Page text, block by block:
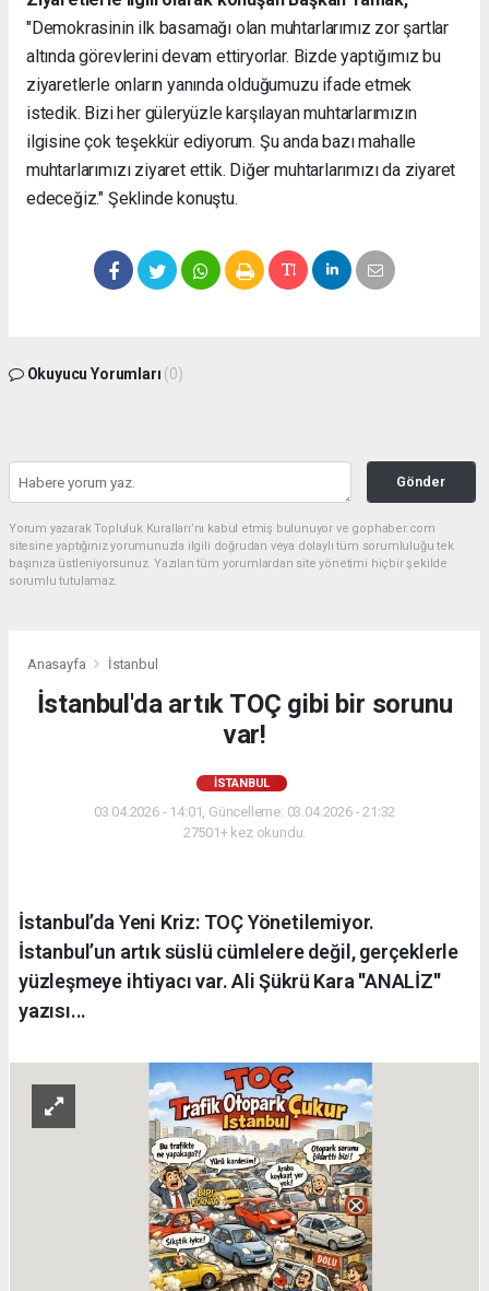
"Demokrasinin ilk basamağı olan muhtarlarımız zor şartlar
altında görevlerini devam ettiryorlar. Bizde yaptığımız bu
ziyaretlerle onların yanında olduğumuzu ifade etmek
istedik. Bizi her güleryüzle karşılayan muhtarlarımızın
ilgisine çok teşekkür ediyorum. Şu anda bazı mahalle
muhtarlarımızı ziyaret ettik. Diğer muhtarlarımızı da ziyaret
edeceğiz." Şeklinde konuştu.
Okuyucu Yorumları (0)
Gönder
Yorum yazarak Topluluk Kuralları’nı kabul etmiş bulunuyor ve gophaber.com
sitesine yaptığınız yorumunuzla ilgili doğrudan veya dolaylı tüm sorumluluğu tek
başınıza üstleniyorsunuz. Yazılan tüm yorumlardan site yönetimi hiçbir şekilde
sorumlu tutulamaz.
Anasayfa İstanbul
İstanbul'da artık TOÇ gibi bir sorunu
var!
İSTANBUL
03.04.2026 - 14:01, Güncelleme: 03.04.2026 - 21:32
27501+ kez okundu.
İstanbul’da Yeni Kriz: TOÇ Yönetilemiyor.
İstanbul’un artık süslü cümlelere değil, gerçeklerle
yüzleşmeye ihtiyacı var. Ali Şükrü Kara ''ANALİZ''
yazısı...